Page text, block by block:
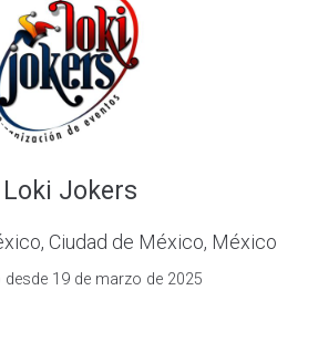
Loki Jokers
Ciudad de México, México
desde 19 de marzo de 2025